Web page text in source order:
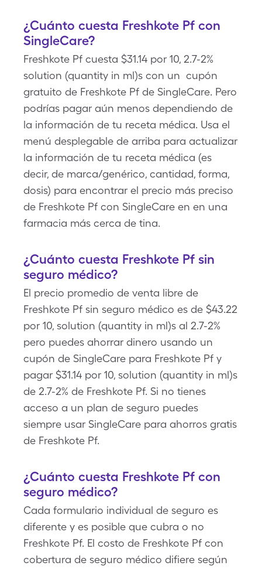
¿Cuánto cuesta Freshkote Pf con
SingleCare?
Freshkote Pf cuesta $31.14 por 10, 2.7-2%
solution (quantity in ml)s con un cupón
gratuito de Freshkote Pf de SingleCare. Pero
podrías pagar aún menos dependiendo de
la información de tu receta médica. Usa el
menú desplegable de arriba para actualizar
la información de tu receta médica (es
decir, de marca/genérico, cantidad, forma,
dosis) para encontrar el precio más preciso
de Freshkote Pf con SingleCare en en una
farmacia más cerca de tina.
¿Cuánto cuesta Freshkote Pf sin
seguro médico?
El precio promedio de venta libre de
Freshkote Pf sin seguro médico es de $43.22
por 10, solution (quantity in ml)s al 2.7-2%
pero puedes ahorrar dinero usando un
cupón de SingleCare para Freshkote Pf y
pagar $31.14 por 10, solution (quantity in ml)s
de 2.7-2% de Freshkote Pf. Si no tienes
acceso a un plan de seguro puedes
siempre usar SingleCare para ahorros gratis
de Freshkote Pf.
¿Cuánto cuesta Freshkote Pf con
seguro médico?
Cada formulario individual de seguro es
diferente y es posible que cubra o no
Freshkote Pf. El costo de Freshkote Pf con
cobertura de seguro médico difiere según